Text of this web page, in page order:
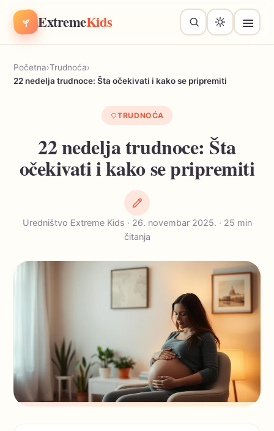
ExtremeKids
Početna›Trudnoća›
22 nedelja trudnoce: Šta očekivati i kako se pripremiti
TRUDNOĆA
22 nedelja trudnoce: Šta
očekivati i kako se pripremiti
Uredništvo Extreme Kids · 26. novembar 2025. · 25 min
čitanja